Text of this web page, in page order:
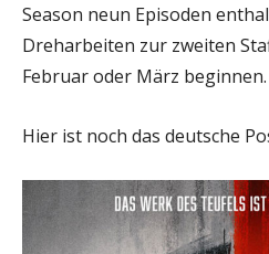
Season neun Episoden
Dreharbeiten zur zweiten
Februar oder März beginnen.
Hier ist noch das deutsche